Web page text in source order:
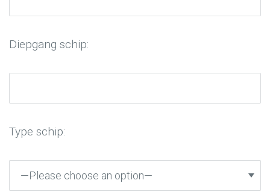
Diepgang schip:
Type schip: